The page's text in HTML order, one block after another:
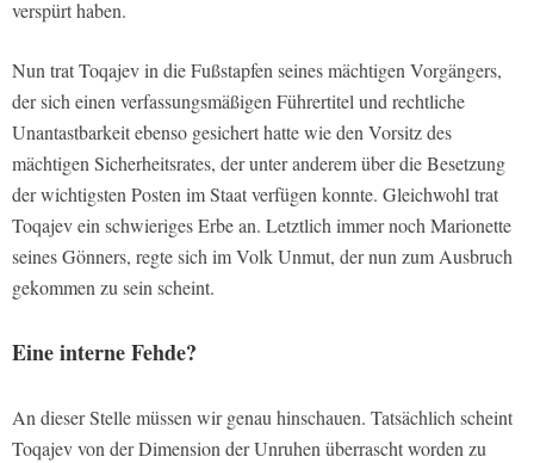
verspürt haben.
Nun trat Toqajev in die Fußstapfen seines mächtigen Vorgängers,
der sich einen verfassungsmäßigen Führertitel und rechtliche
Unantastbarkeit ebenso gesichert hatte wie den Vorsitz des
mächtigen Sicherheitsrates, der unter anderem über die Besetzung
der wichtigsten Posten im Staat verfügen konnte. Gleichwohl trat
Toqajev ein schwieriges Erbe an. Letztlich immer noch Marionette
seines Gönners, regte sich im Volk Unmut, der nun zum Ausbruch
gekommen zu sein scheint.
Eine interne Fehde?
An dieser Stelle müssen wir genau hinschauen. Tatsächlich scheint
Toqajev von der Dimension der Unruhen überrascht worden zu